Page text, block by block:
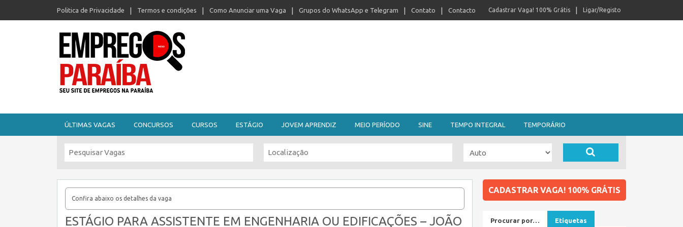
Politica de Privacidade Termos e condições Como Anunciar uma Vaga Grupos do WhatsApp e Telegram Contato Contacto Ligar/Registo
Cadastrar Vaga! 100% Grátis
ÚLTIMAS VAGAS CONCURSOS CURSOS ESTÁGIO JOVEM APRENDIZ MEIO PERÍODO SINE TEMPO INTEGRAL TEMPORÁRIO
Confira abaixo os detalhes da vaga
ESTÁGIO PARA ASSISTENTE EM ENGENHARIA OU EDIFICAÇÕES – JOÃO
CADASTRAR VAGA! 100% GRÁTIS
Procurar por… Etiquetas